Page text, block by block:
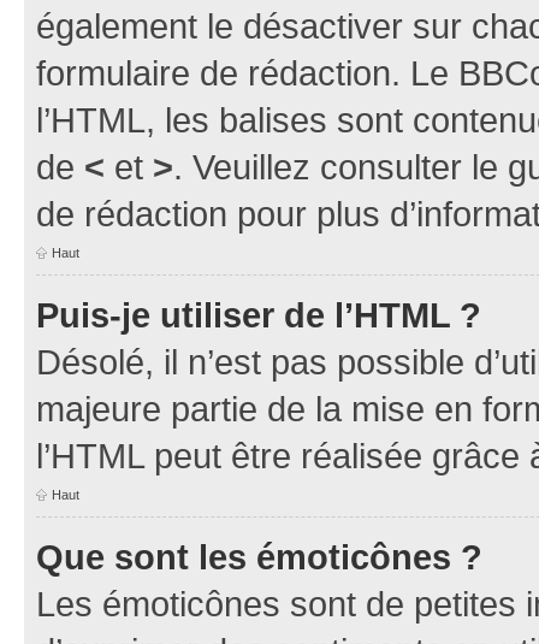
également le désactiver sur
formulaire de rédaction. Le
l’HTML, les balises sont
de < et >. Veuillez consulter le
de rédaction pour plus
Haut
Puis-je utiliser de l’HTML ?
Désolé, il n’est pas possible
majeure partie de la mise en
l’HTML peut être réalisée grâce
Haut
Que sont les émoticônes ?
Les émoticônes sont de petites